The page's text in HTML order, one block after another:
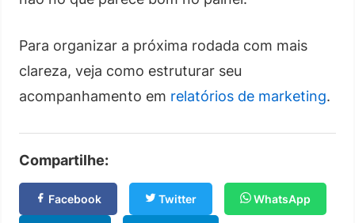
Para organizar a próxima rodada com mais
clareza, veja como estruturar seu
acompanhamento em relatórios de marketing.
Compartilhe:
Facebook Twitter WhatsApp